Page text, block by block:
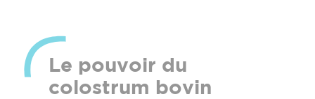
Le pouvoir du
colostrum bovin